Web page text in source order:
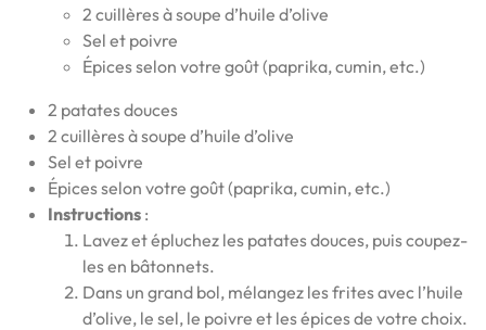
2 cuillères à soupe d’huile d’olive
Sel et poivre
Épices selon votre goût (paprika, cumin, etc.)
2 patates douces
2 cuillères à soupe d’huile d’olive
Sel et poivre
Épices selon votre goût (paprika, cumin, etc.)
Instructions :
Lavez et épluchez les patates douces, puis coupez-
les en bâtonnets.
Dans un grand bol, mélangez les frites avec l’huile
d’olive, le sel, le poivre et les épices de votre choix.